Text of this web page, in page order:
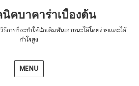
คบาคาร่าเบื้องต้น
ธีการที่จะทำให้นักเดิมพันเอาชนะได้โดยง่ายและได้
กำไรสูง
MENU